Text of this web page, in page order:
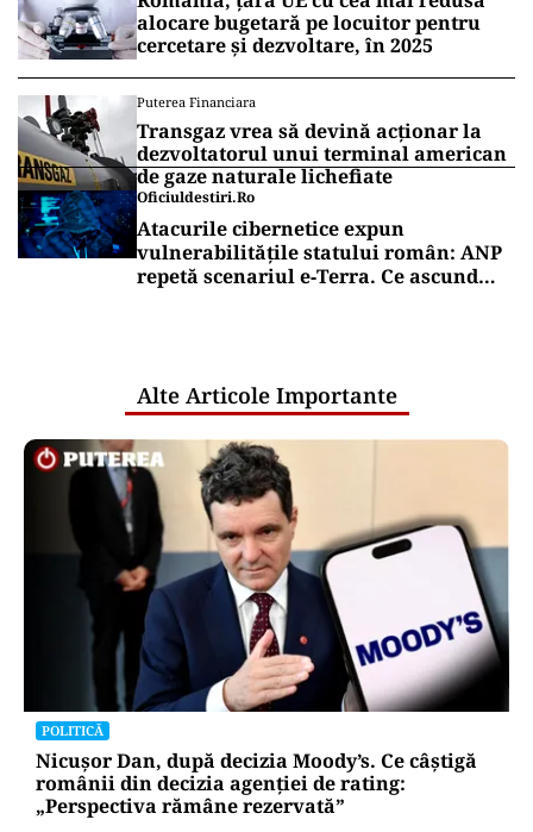
alocare bugetară pe locuitor pentru
cercetare și dezvoltare, în 2025
Puterea Financiara
Transgaz vrea să devină acționar la
dezvoltatorul unui terminal american
de gaze naturale lichefiate
Oficiuldestiri.ro
Atacurile cibernetice expun
vulnerabilitățile statului român: ANP
repetă scenariul e‑Terra. Ce ascund
Alte Articole Importante
POLITICĂ
Nicușor Dan, după decizia Moody’s. Ce câștigă
românii din decizia agenției de rating:
„Perspectiva rămâne rezervată”